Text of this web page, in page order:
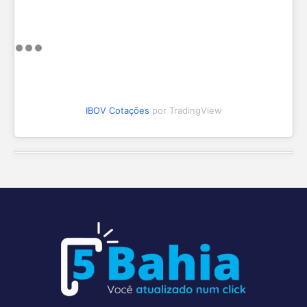
IBOV Cotações por TradingView